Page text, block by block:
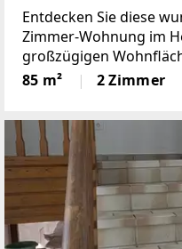
Entdecken Sie diese
Zimmer-Wohnung im
großzügigen
Wohnung den idealen
Die lichtdurchfluteten
85 m² 2 Zimmer